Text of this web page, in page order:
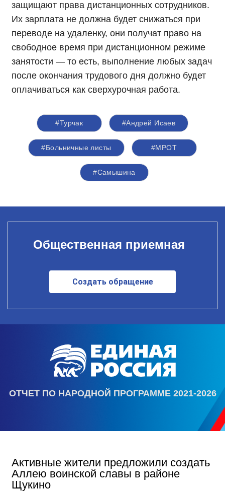
защищают права дистанционных сотрудников.
Их зарплата не должна будет снижаться при
переводе на удаленку, они получат право на
свободное время при дистанционном режиме
занятости — то есть, выполнение любых задач
после окончания трудового дня должно будет
оплачиваться как сверхурочная работа.
#Турчак #Андрей Исаев
#Больничные листы #МРОТ
#Самышина
Общественная приемная
Создать обращение
ОТЧЕТ ПО НАРОДНОЙ ПРОГРАММЕ 2021-2026
Активные жители предложили создать
Аллею воинской славы в районе
Щукино